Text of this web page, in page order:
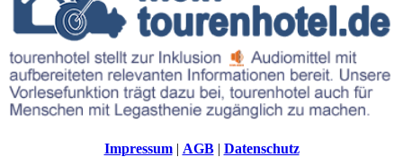
Impressum| AGB| Datenschutz